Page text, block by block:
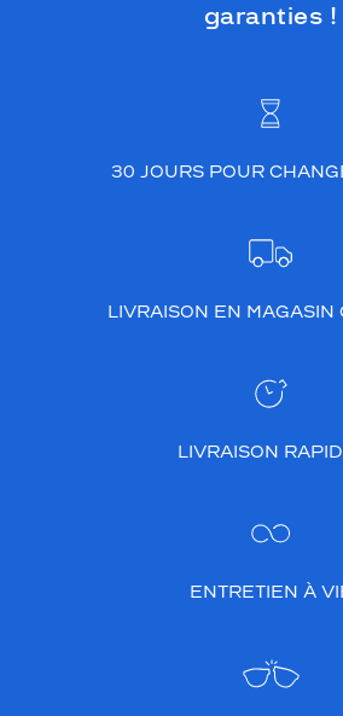
garanties !
30 JOURS POUR
LIVRAISON EN MAGASIN
LIVRAISON
ENTRETIEN À